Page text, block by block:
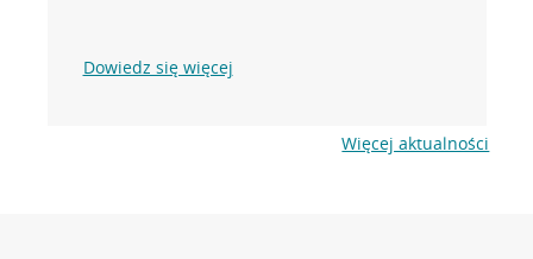
Dowiedz się więcej
Więcej aktualności